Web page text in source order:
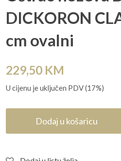
DICKORON
cm ovalni
229,50 KM
U cijenu je uključen PDV (17%)
Dodaj u košaricu